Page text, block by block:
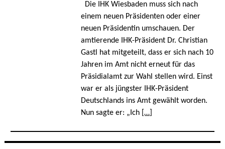
Die IHK Wiesbaden muss sich nach
einem neuen Präsidenten oder einer
neuen Präsidentin umschauen. Der
amtierende IHK-Präsident Dr. Christian
Gastl hat mitgeteilt, dass er sich nach 10
Jahren im Amt nicht erneut für das
Präsidialamt zur Wahl stellen wird. Einst
war er als jüngster IHK-Präsident
Deutschlands ins Amt gewählt worden.
Nun sagte er: „Ich […]